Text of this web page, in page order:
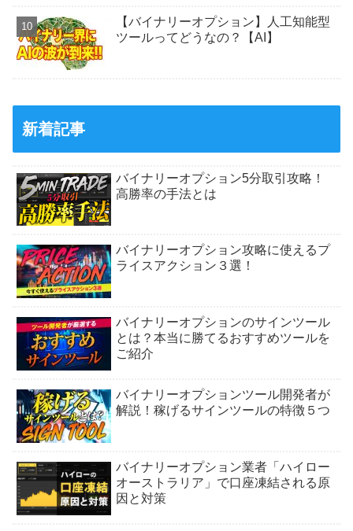
【バイナリーオプション】人工知能型
ツールってどうなの？【AI】
新着記事
バイナリーオプション5分取引攻略！
高勝率の手法とは
バイナリーオプション攻略に使えるプ
ライスアクション３選！
バイナリーオプションのサインツール
とは？本当に勝てるおすすめツールを
ご紹介
バイナリーオプションツール開発者が
解説！稼げるサインツールの特徴５つ
バイナリーオプション業者「ハイロー
オーストラリア」で口座凍結される原
因と対策